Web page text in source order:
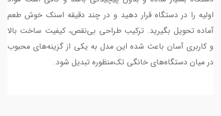
اولیه را در دستگاه قرار دهید و در چند دقیقه اسنک خوش طعم
آماده تحویل بگیرید. ترکیب طراحی بی‌نقص، کیفیت ساخت بالا
و کاربری آسان باعث شده این مدل به یکی از گزینه‌های محبوب
در میان دستگاه‌های خانگی تک‌منظوره تبدیل شود.